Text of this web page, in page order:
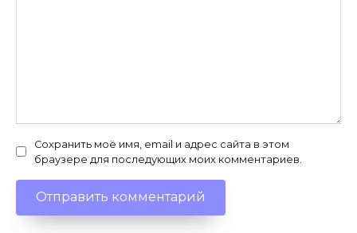
Сохранить моё имя, email и адрес сайта в этом
браузере для последующих моих комментариев.